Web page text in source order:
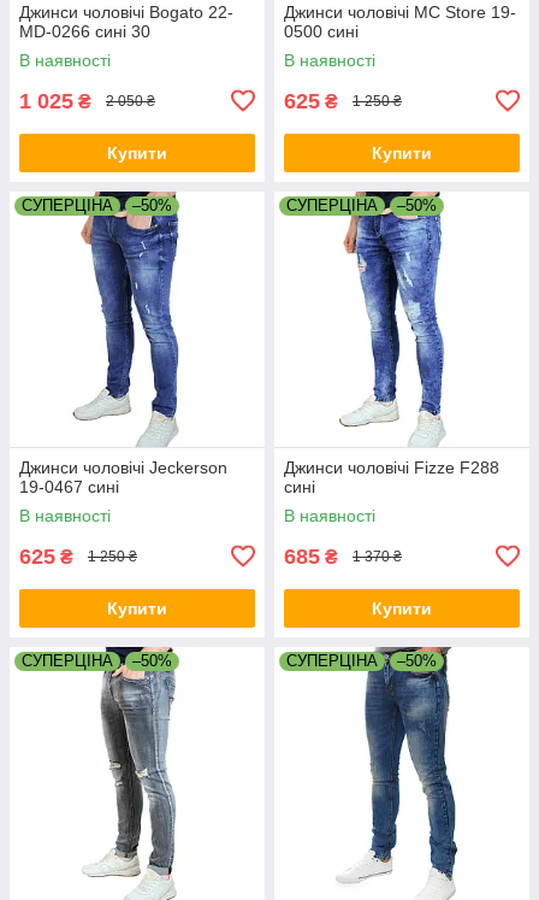
Джинси чоловічі Bogato 22-
MD-0266 сині 30
В наявності
1 025 ₴ 2 050 ₴
Купити
Джинси чоловічі MC Store 19-
0500 сині
В наявності
625 ₴ 1 250 ₴
Купити
СУПЕРЦІНА –50%
Джинси чоловічі Jeckerson
19-0467 сині
В наявності
625 ₴ 1 250 ₴
Купити
СУПЕРЦІНА –50%
Джинси чоловічі Fizze F288
сині
В наявності
685 ₴ 1 370 ₴
Купити
СУПЕРЦІНА –50% СУПЕРЦІНА –50%